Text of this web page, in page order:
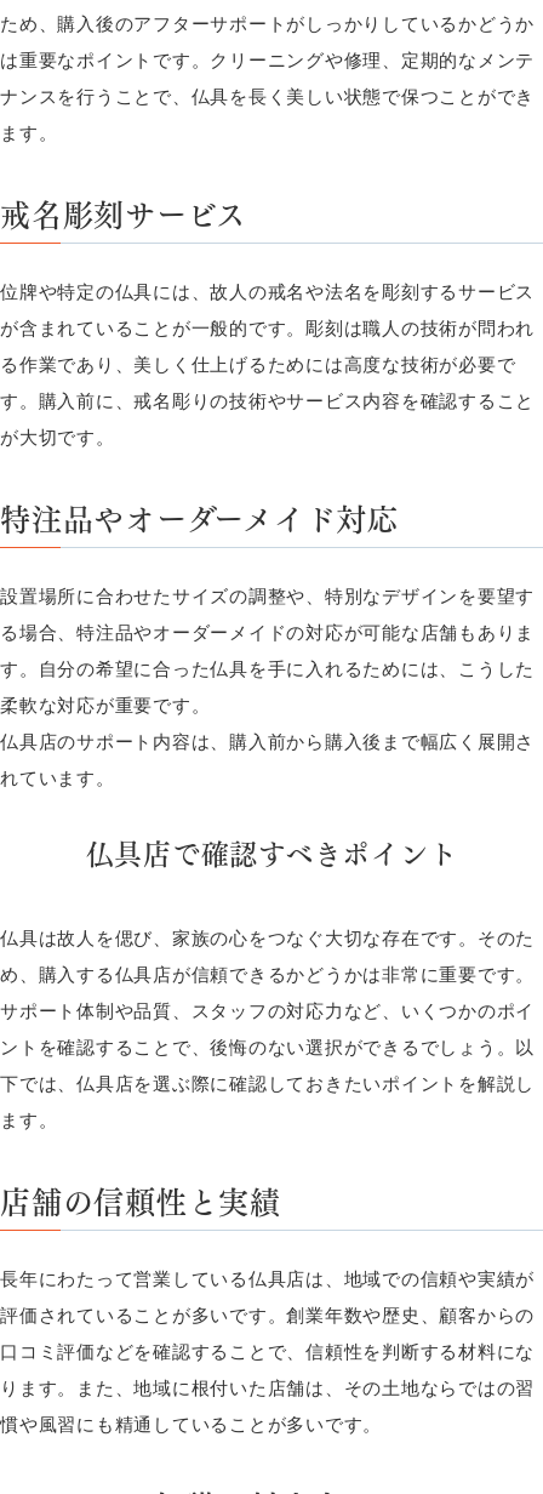
ため、購入後のアフターサポートがしっかりしているかどうか
は重要なポイントです。クリーニングや修理、定期的なメンテ
ナンスを行うことで、仏具を長く美しい状態で保つことができ
ます。
戒名彫刻サービス
位牌や特定の仏具には、故人の戒名や法名を彫刻するサービス
が含まれていることが一般的です。彫刻は職人の技術が問われ
る作業であり、美しく仕上げるためには高度な技術が必要で
す。購入前に、戒名彫りの技術やサービス内容を確認すること
が大切です。
特注品やオーダーメイド対応
設置場所に合わせたサイズの調整や、特別なデザインを要望す
る場合、特注品やオーダーメイドの対応が可能な店舗もありま
す。自分の希望に合った仏具を手に入れるためには、こうした
柔軟な対応が重要です。
仏具店のサポート内容は、購入前から購入後まで幅広く展開さ
れています。
仏具店で確認すべきポイント
仏具は故人を偲び、家族の心をつなぐ大切な存在です。そのた
め、購入する仏具店が信頼できるかどうかは非常に重要です。
サポート体制や品質、スタッフの対応力など、いくつかのポイ
ントを確認することで、後悔のない選択ができるでしょう。以
下では、仏具店を選ぶ際に確認しておきたいポイントを解説し
ます。
店舗の信頼性と実績
長年にわたって営業している仏具店は、地域での信頼や実績が
評価されていることが多いです。創業年数や歴史、顧客からの
口コミ評価などを確認することで、信頼性を判断する材料にな
ります。また、地域に根付いた店舗は、その土地ならではの習
慣や風習にも精通していることが多いです。